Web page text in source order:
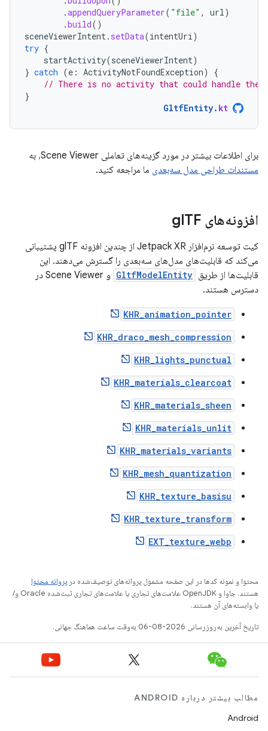
.appendQueryParameter( "file" , url )
.build()
sceneViewerIntent . setData(intentUri )
try {
startActivity(sceneViewerIntent)
} catch (e : ActivityNotFoundException)
{
// There is no activity that could handle the
}
GltfEntity. kt
برای اطلاعات بیشتر در مورد گزینه‌های تعاملی Scene Viewer، به
مستندات طراحی مدل سه‌بعدی ما مراجعه کنید.
افزونه‌های gl TF
کیت توسعه نرم‌افزار Jetpack XR از چندین افزونه glTF پشتیبانی
می‌کند که قابلیت‌های مدل‌های سه‌بعدی را گسترش می‌دهند. این
قابلیت‌ها از طریق GltfModelEntity
و Scene Viewer در
دسترس هستند.
KHR_animation_pointer
KHR_draco_mesh_compression
KHR_lights_punctual
KHR_materials_clearcoat
KHR_materials_sheen
KHR_materials_unlit
KHR_materials_variants
KHR_mesh_quantization
KHR_texture_basisu
KHR_texture_transform
EXT_texture_webp
محتوا و نمونه کدها در این صفحه مشمول پروانه‌های توصیف‌شده در پروانه محتوا
هستند. جاوا و OpenJDK علامت‌های تجاری یا علامت‌های تجاری ثبت‌شده Oracle و/
یا وابسته‌های آن هستند.
تاریخ آخرین به‌روزرسانی 2026-08-06 به‌وقت ساعت هماهنگ جهانی.
مطالب بیشتر درباره ANDROID
Android